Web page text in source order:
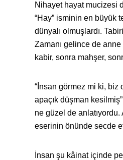
Nihayet hayat mucizesi
“Hay” isminin en büyük
dünyalı olmuşlardı.
Zamanı gelince de
kabir, sonra mahşer,
“İnsan görmez mi ki, biz
apaçık düşman
ne güzel de
eserinin önünde secde
İnsan şu kâinat içinde